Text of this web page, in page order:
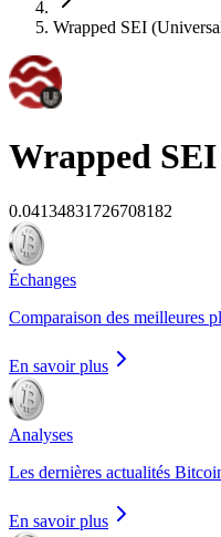
Wrapped SEI
Wrapped
0.04134831726708182
Échanges
Comparaison des meilleures
En savoir plus
Analyses
Les dernières actualités
En savoir plus